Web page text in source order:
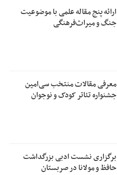
ارائه پنج مقاله علمی با موضوعیت
جنگ و میراث‌فرهنگی
معرفی مقالات منتخب سی‌امین
جشنواره تئاتر کودک و نوجوان
برگزاری نشست ادبی بزرگداشت
حافظ و مولانا در صربستان